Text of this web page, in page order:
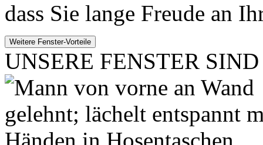
dass Sie lange Freude an
UNSERE FENSTER